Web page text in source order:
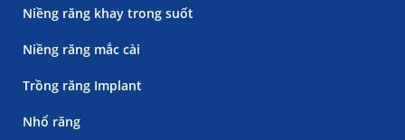
Niềng răng khay trong suốt
Niềng răng mắc cài
Trồng răng Implant
Nhổ răng